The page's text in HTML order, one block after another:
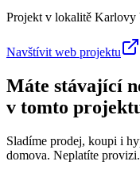
Projekt v lokalitě Karlovy
Navštívit web projektu
Máte stávající
v tomto
Sladíme prodej, koupi i
domova. Neplatíte provizi.